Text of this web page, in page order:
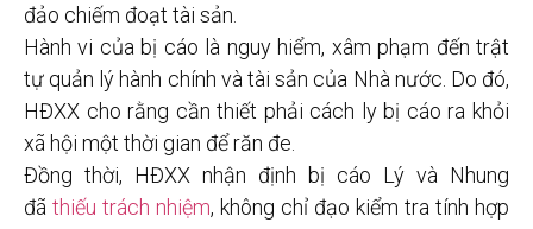
đảo chiếm đoạt tài sản.
Hành vi của bị cáo là nguy hiểm, xâm phạm đến trật
tự quản lý hành chính và tài sản của Nhà nước. Do đó,
HĐXX cho rằng cần thiết phải cách ly bị cáo ra khỏi
xã hội một thời gian để răn đe.
Đồng thời, HĐXX nhận định bị cáo Lý và Nhung
đã thiếu trách nhiệm, không chỉ đạo kiểm tra tính hợp